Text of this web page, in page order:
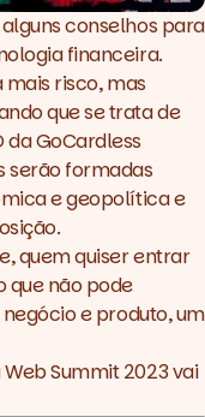
conselhos para
financeira.
risco, mas
que se trata de
da GoCardless
serão formadas
e geopolítica e
quem quiser entrar
que não pode
e produto, um
Web Summit 2023 vai